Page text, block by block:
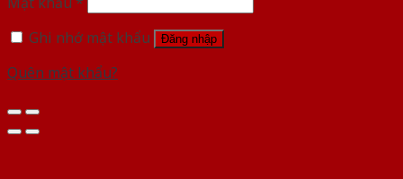
Ghi nhớ mật khẩu
Đăng nhập
Quên mật khẩu?